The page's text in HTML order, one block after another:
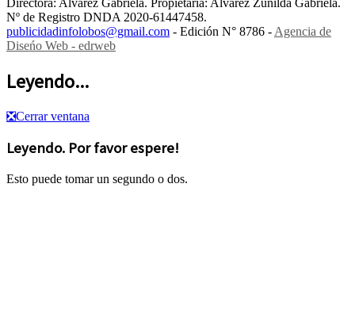
Directora: Alvarez Gabriela. Propietaria: Alvarez Zunilda Gabriela.
Nº de Registro DNDA 2020-61447458.
publicidadinfolobos@gmail.com - Edición N° 8786 -Agencia de
Diseńo Web - edrweb
Leyendo...
❎Cerrar ventana
Leyendo. Por favor espere!
Esto puede tomar un segundo o dos.